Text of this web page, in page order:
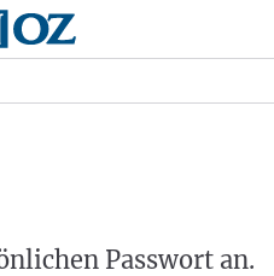
Passwort an.